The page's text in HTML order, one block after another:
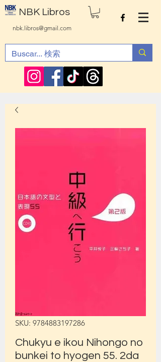
NBK Libros
nbk.libros@gmail.com
SKU: 9784883197286
Chukyu e ikou Nihongo no
bunkei to hyogen 55. 2da